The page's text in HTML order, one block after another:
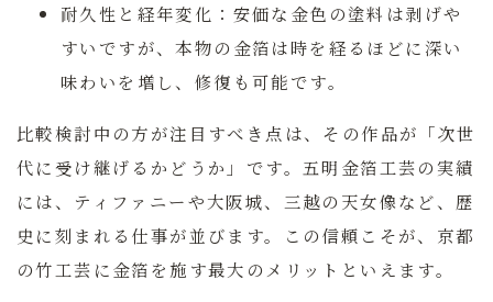
耐久性と経年変化： 安価な金色の塗料は剥げや
すいですが、本物の金箔は時を経るほどに深い
味わいを増し、修復も可能です。
比較検討中の方が注目すべき点は、その作品が「次世
代に受け継げるかどうか」です。五明金箔工芸の実績
には、ティファニーや大阪城、三越の天女像など、歴
史に刻まれる仕事が並びます。この信頼こそが、京都
の竹工芸に金箔を施す最大のメリットといえます。